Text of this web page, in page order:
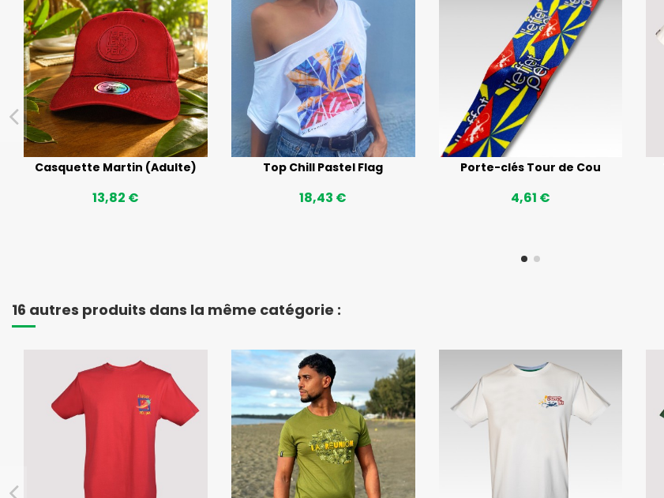
Casquette Martin (Adulte)
13,82 €
Top Chill Pastel Flag
18,43 €
Porte-clés Tour de Cou
4,61 €
16 autres produits dans la même catégorie :